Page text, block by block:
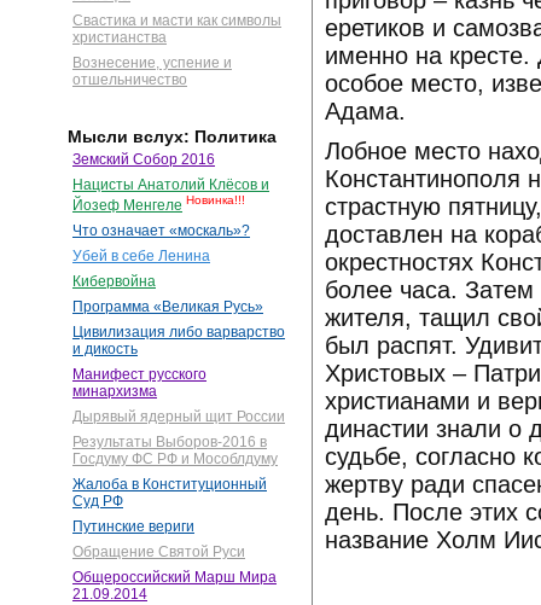
Свастика и масти как символы
христианства
Вознесение, успение и
отшельничество
Мысли вслух: Политика
Земский Собор 2016
Нацисты Анатолий Клёсов и
Йозеф Менгеле Новинка!!!
Что означает «москаль»?
Убей в себе Ленина
Кибервойна
Программа «Великая Русь»
Цивилизация либо варварство
и дикость
Манифест русского
минархизма
Дырявый ядерный щит России
Результаты Выборов-2016 в
Госдуму ФС РФ и Мособлдуму
Жалоба в Конституционный
Суд РФ
Путинские вериги
Обращение Святой Руси
Общероссийский Марш Мира
21.09.2014
еретиков и
именно на кресте.
особое место,
Адама.
Лобное место
Константинополя
страстную
доставлен на
окрестностях
более часа.
жителя, тащил
был распят.
Христовых –
христианами и
династии знали о
судьбе, согласно
жертву ради
день. После этих
название Холм